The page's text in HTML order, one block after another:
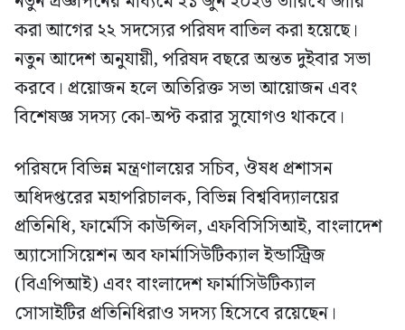
করা আগের ২২ সদস্যের পরিষদ বাতিল করা হয়েছে।
নতুন আদেশ অনুযায়ী, পরিষদ বছরে অন্তত দুইবার সভা
করবে। প্রয়োজন হলে অতিরিক্ত সভা আয়োজন এবং
বিশেষজ্ঞ সদস্য কো-অপ্ট করার সুযোগও থাকবে।
পরিষদে বিভিন্ন মন্ত্রণালয়ের সচিব, ঔষধ প্রশাসন
অধিদপ্তরের মহাপরিচালক, বিভিন্ন বিশ্ববিদ্যালয়ের
প্রতিনিধি, ফার্মেসি কাউন্সিল, এফবিসিসিআই, বাংলাদেশ
অ্যাসোসিয়েশন অব ফার্মাসিউটিক্যাল ইন্ডাস্ট্রিজ
(বিএপিআই) এবং বাংলাদেশ ফার্মাসিউটিক্যাল
সোসাইটির প্রতিনিধিরাও সদস্য হিসেবে রয়েছেন।